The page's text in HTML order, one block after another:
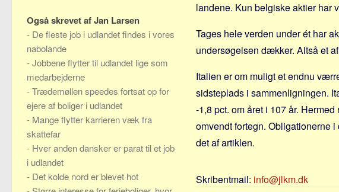
landene. Kun belgiske aktier har
Tages hele verden under ét har
undersøgelsen dækker. Altså et
Italien er om muligt et endnu
sidsteplads i sammenligningen.
-1,8 pct. om året i 107 år.
omvendt fortegn. Obligationerne
det af artiklen.
Skribentmail: info@jlkm.dk
Også skrevet af Jan Larsen
- De fleste job i udlandet findes i vores
nabolande
-Jobbene flytter til udlandet lige som
medarbejderne
-Trædemøllen speedes fortsat op for
ejere af boliger i udlandet
- Mange flytter karrieren væk fra
skattefar
- Hver anden dansker er parat til et job
i udlandet
- Det kolde nord er blevet hot